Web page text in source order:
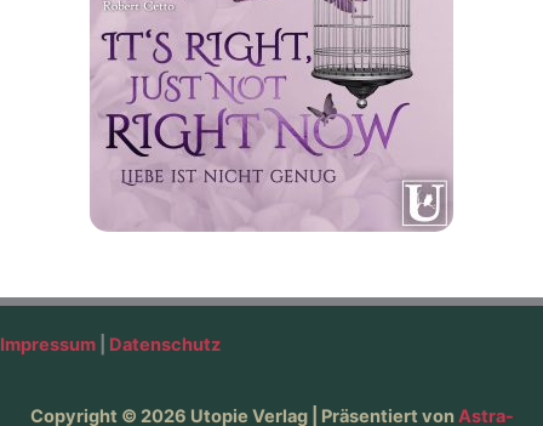
Impressum Datenschutz
Copyright © 2026 Utopie Verlag | Präsentiert vonAstra-